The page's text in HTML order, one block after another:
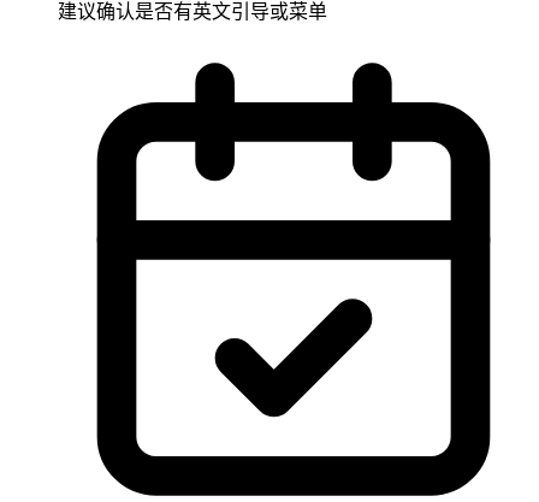
建议确认是否有英文引导或菜单